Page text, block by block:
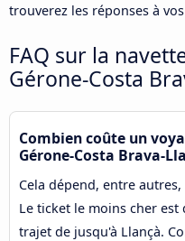
trouverez les réponses à
FAQ sur la
Gérone-Costa
Combien coûte un
Gérone-Costa Brava-
Cela dépend, entre
Le ticket le moins cher
trajet de jusqu'à Llançà.